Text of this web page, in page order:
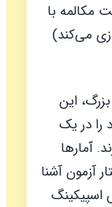
دقیقه فرصت مکالمه با
می‌کند)
این
را در یک
آمارها
آزمون آشنا
اسپیکینگ